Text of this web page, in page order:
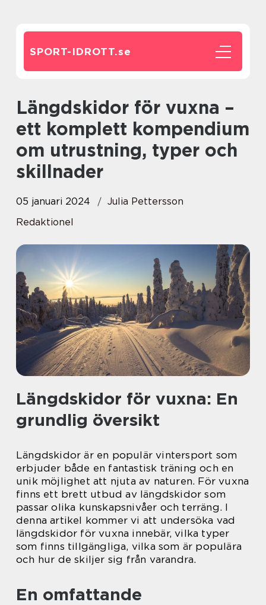
SPORT-IDROTT.se
Längdskidor för vuxna –
ett komplett kompendium
om utrustning, typer och
skillnader
05 januari 2024
Julia Pettersson
Redaktionel
Längdskidor för vuxna: En
grundlig översikt
Längdskidor är en populär vintersport som
erbjuder både en fantastisk träning och en
unik möjlighet att njuta av naturen. För vuxna
finns ett brett utbud av längdskidor som
passar olika kunskapsnivåer och terräng. I
denna artikel kommer vi att undersöka vad
längdskidor för vuxna innebär, vilka typer
som finns tillgängliga, vilka som är populära
och hur de skiljer sig från varandra.
En omfattande